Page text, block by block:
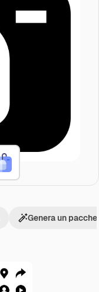
Genera un